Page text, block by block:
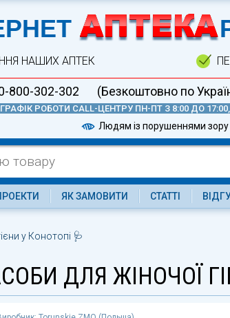
НАШИХ АПТЕК
800-302-302 (Безкоштовно по
ГРАФІК РОБОТИ CALL-ЦЕНТРУ ПН-ПТ З 8:00 ДО
Людям із порушеннями зору
ЯК ЗАМОВИТИ СТАТТІ
у Конотопі 🩺
ДЛЯ ЖІНОЧОЇ